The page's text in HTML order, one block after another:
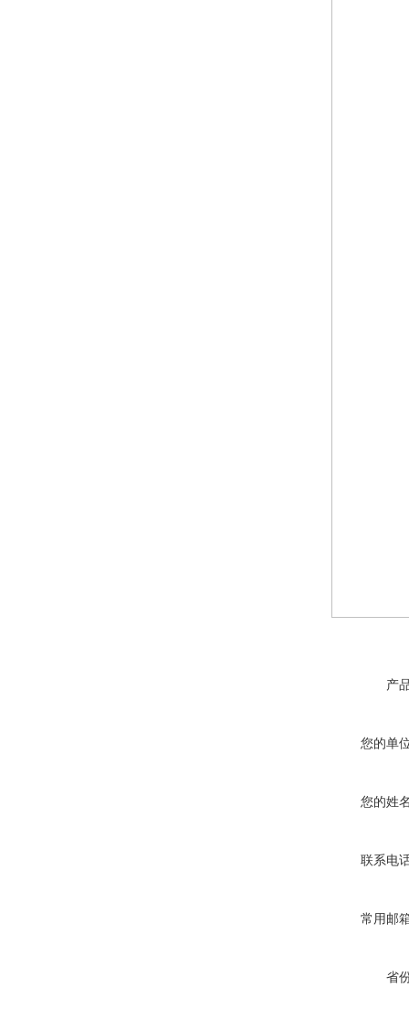
产
您的单
您的姓
联系电
常用邮
省